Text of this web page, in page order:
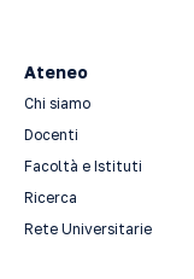
Ateneo
Chi siamo
Docenti
Facoltà e Istituti
Ricerca
Rete Universitarie